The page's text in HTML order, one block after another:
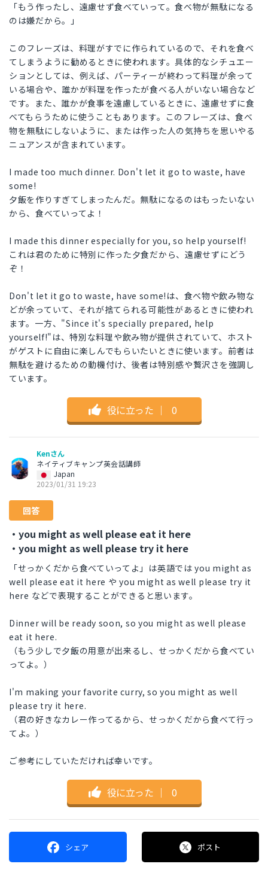
「もう作ったし、遠慮せず食べていって。食べ物が無駄になる
のは嫌だから。」
このフレーズは、料理がすでに作られているので、それを食べ
てしまうように勧めるときに使われます。具体的なシチュエー
ションとしては、例えば、パーティーが終わって料理が余って
いる場合や、誰かが料理を作ったが食べる人がいない場合など
です。また、誰かが食事を遠慮しているときに、遠慮せずに食
べてもらうために使うこともあります。このフレーズは、食べ
物を無駄にしないように、または作った人の気持ちを思いやる
ニュアンスが含まれています。
I made too much dinner. Don't let it go to waste, have
some!
夕飯を作りすぎてしまったんだ。無駄になるのはもったいない
から、食べていってよ！
I made this dinner especially for you, so help yourself!
これは君のために特別に作った夕食だから、遠慮せずにどう
ぞ！
Don't let it go to waste, have some!は、食べ物や飲み物な
どが余っていて、それが捨てられる可能性があるときに使われ
ます。一方、"Since it's specially prepared, help
yourself!"は、特別な料理や飲み物が提供されていて、ホスト
がゲストに自由に楽しんでもらいたいときに使います。前者は
無駄を避けるための動機付け、後者は特別感や贅沢さを強調し
ています。
役に立った ｜ 0
Kenさん
ネイティブキャンプ英会話講師
Japan
2023/01/31 19:23
回答
・you might as well please eat it here
・you might as well please try it here
「せっかくだから食べていってよ」は英語では you might as
well please eat it here や you might as well please try it
here などで表現することができると思います。
Dinner will be ready soon, so you might as well please
eat it here.
（もう少しで夕飯の用意が出来るし、せっかくだから食べてい
ってよ。）
I'm making your favorite curry, so you might as well
please try it here.
（君の好きなカレー作ってるから、せっかくだから食べて行っ
てよ。）
ご参考にしていただければ幸いです。
役に立った ｜ 0
シェア ポスト